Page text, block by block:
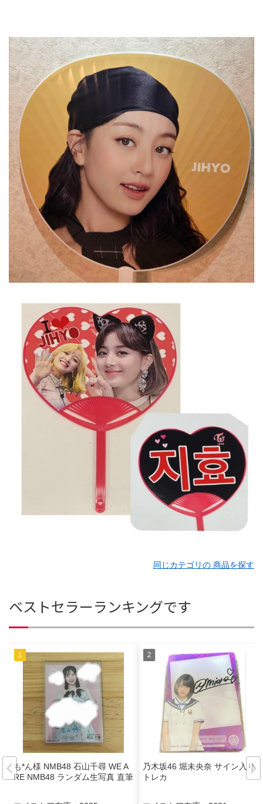
同じカテゴリの 商品を探す
ベストセラーランキングです
も*ん様 NMB48 石山千尋 WE A
RE NMB48 ランダム生写真 直筆
乃木坂46 堀未央奈 サイン入り
トレカ